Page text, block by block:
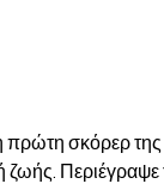
πρώτη σκόρερ
ζωής.